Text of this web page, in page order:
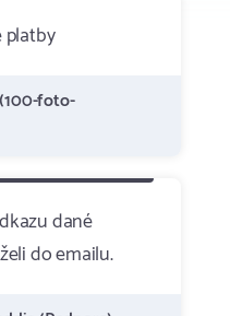
platby
foto-
dané
do emailu.